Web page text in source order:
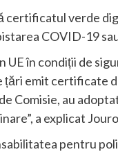
certificatul verde
COVID-19
UE în condiții de
emit certificate
Comisie, au
a explicat
pentru